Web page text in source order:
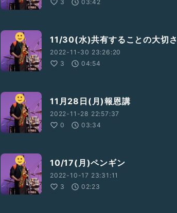
3
03:42
11/30(水)共有することの大切さ
2022-11-30 23:26:20
3
04:54
11月28日(月)報恩講
2022-11-28 22:57:37
0
03:34
10/17(月)ペンギン
2022-10-17 23:31:11
3
02:23